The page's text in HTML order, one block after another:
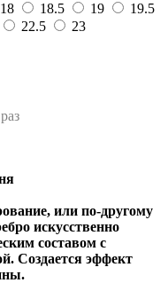
18 18.5 19
19.5
22.5
23
или по-другому
искусственно
составом с
Создается эффект